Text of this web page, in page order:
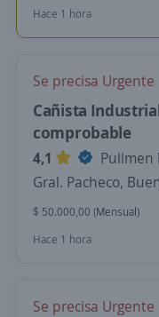
Hace 1 hora
Se precisa Urgente
Cañista
comprobable
4,1
Pullmen
Gral. Pacheco,
$ 50.000,00 (Mensual)
Hace 1 hora
Se precisa Urgente